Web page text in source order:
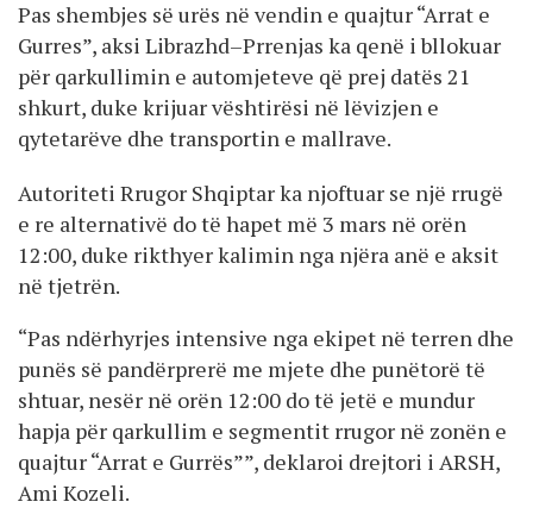
Pas shembjes së urës në vendin e quajtur “Arrat e
Gurres”, aksi Librazhd–Prrenjas ka qenë i bllokuar
për qarkullimin e automjeteve që prej datës 21
shkurt, duke krijuar vështirësi në lëvizjen e
qytetarëve dhe transportin e mallrave.
Autoriteti Rrugor Shqiptar ka njoftuar se një rrugë
e re alternativë do të hapet më 3 mars në orën
12:00, duke rikthyer kalimin nga njëra anë e aksit
në tjetrën.
“Pas ndërhyrjes intensive nga ekipet në terren dhe
punës së pandërprerë me mjete dhe punëtorë të
shtuar, nesër në orën 12:00 do të jetë e mundur
hapja për qarkullim e segmentit rrugor në zonën e
quajtur “Arrat e Gurrës””, deklaroi drejtori i ARSH,
Ami Kozeli.